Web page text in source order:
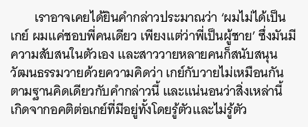
เราอาจเคยได้ยินคำกล่าวประมาณว่า ‘ผมไม่ได้เป็น
เกย์ ผมแค่ชอบพี่คนเดียว เพียงแต่ว่าพี่เป็นผู้ชาย’ ซึ่งมันมี
ความสับสนในตัวเอง และสาววายหลายคนก็สนับสนุน
วัฒนธรรมวายด้วยความคิดว่า เกย์กับวายไม่เหมือนกัน
ตามฐานคิดเดียวกับคำกล่าวนี้ และแน่นอนว่าสิ่งเหล่านี้
เกิดจากอคติต่อเกย์ที่มีอยู่ทั้งโดยรู้ตัวและไม่รู้ตัว